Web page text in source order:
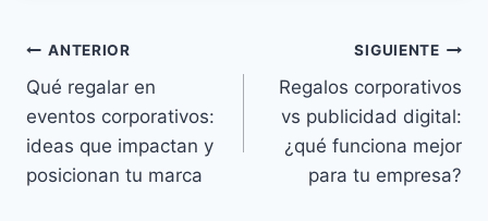
ANTERIOR
Qué regalar en
eventos corporativos:
ideas que impactan y
posicionan tu marca
SIGUIENTE
Regalos corporativos
vs publicidad digital:
¿qué funciona mejor
para tu empresa?